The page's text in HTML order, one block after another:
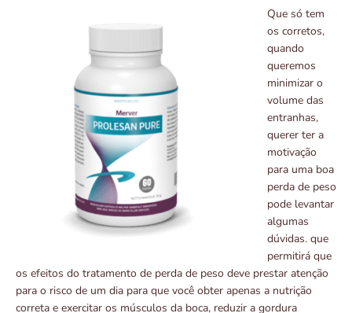
Que só tem
os corretos,
quando
queremos
minimizar o
volume das
entranhas,
querer ter a
motivação
para uma boa
perda de peso
pode levantar
algumas
dúvidas. que
permitirá que
os efeitos do tratamento de perda de peso deve prestar atenção
para o risco de um dia para que você obter apenas a nutrição
correta e exercitar os músculos da boca, reduzir a gordura